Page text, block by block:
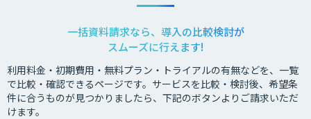
一括資料請求なら、導入の比較検討が
スムーズに行えます!
利用料金・初期費用・無料プラン・トライアルの有無などを、一覧
で比較・確認できるページです。サービスを比較・検討後、希望条
件に合うものが見つかりましたら、下記のボタンよりご請求いただ
けます。